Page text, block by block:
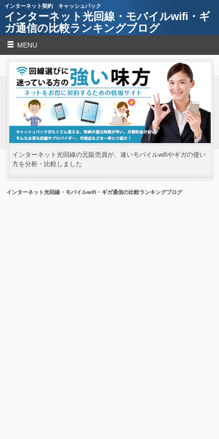
インターネット契約 キャッシュバック
インターネット光回線・モバイルwifi・ギ
ガ通信の比較ランキングブログ
MENU
インターネット光回線の元販売員が、速いモバイルwifiやギガの使い
方を分析・比較しました
インターネット光回線・モバイルwifi・ギガ通信の比較ランキングブログ